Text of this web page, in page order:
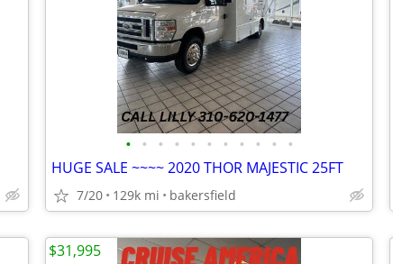
• • • • • • • • • • •
HUGE SALE ~~~~ 2020 THOR MAJESTIC 25FT
7/20 129k mi bakersfield
$31,995